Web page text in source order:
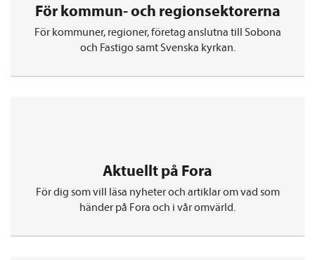
För kommun- och regionsektorerna
För kommuner, regioner, företag anslutna till Sobona
och Fastigo samt Svenska kyrkan.
Aktuellt på Fora
För dig som vill läsa nyheter och artiklar om vad som
händer på Fora och i vår omvärld.